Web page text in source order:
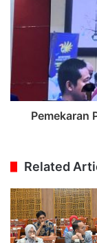
Pemekaran
Related